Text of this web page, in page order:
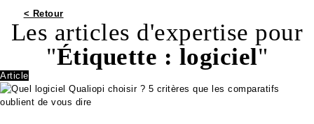
< Retour
Les articles d'expertise pour
"Étiquette : logiciel"
Article